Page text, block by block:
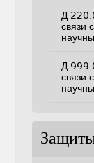
Д
связи
Д
связи